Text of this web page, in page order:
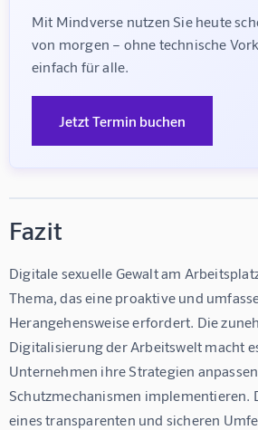
Mit Mindverse nutzen Sie heute
von morgen – ohne technische
einfach für alle.
Jetzt Termin buchen
Fazit
Digitale sexuelle Gewalt am
Thema, das eine proaktive und
Herangehensweise erfordert. Die
Digitalisierung der Arbeitswelt macht
Unternehmen ihre Strategien
Schutzmechanismen implementieren.
eines transparenten und sicheren